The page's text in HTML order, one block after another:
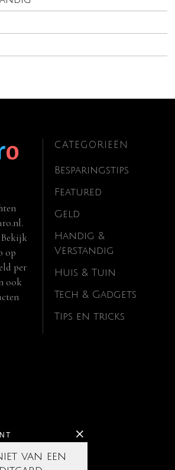
van een
Bekijk
op
per
ook
CATEGORIEËN
Besparingstips
Featured
Geld
Handig &
Verstandig
Huis & Tuin
Tech & Gadgets
Tips en tricks